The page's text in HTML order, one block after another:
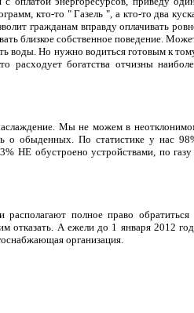
кто-то "Газель", а кто-то два
гражданам вправду оплачивать
близкое собственное поведение.
воды. Но нужно водиться готовым к
расходует богатства отчизны
Мы не можем в
о обыденных. По статистике у нас
НЕ обустроено устройствами, по
полное право обратиться
отказать. А ежели до 1 января 2012
организация.